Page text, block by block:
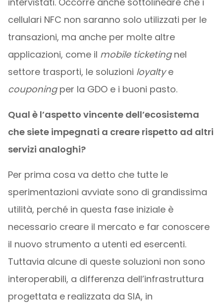
cellulari NFC non saranno solo utilizzati per le
transazioni, ma anche per molte altre
applicazioni, come il mobile ticketingnel
settore trasporti, le soluzioni loyaltye
couponingper la GDO e i buoni pasto.
Qual è l’aspetto vincente dell’ecosistema
che siete impegnati a creare rispetto ad altri
servizi analoghi?
Per prima cosa va detto che tutte le
sperimentazioni avviate sono di grandissima
utilità, perché in questa fase iniziale è
necessario creare il mercato e far conoscere
il nuovo strumento a utenti ed esercenti.
Tuttavia alcune di queste soluzioni non sono
interoperabili, a differenza dell’infrastruttura
progettata e realizzata da SIA, in